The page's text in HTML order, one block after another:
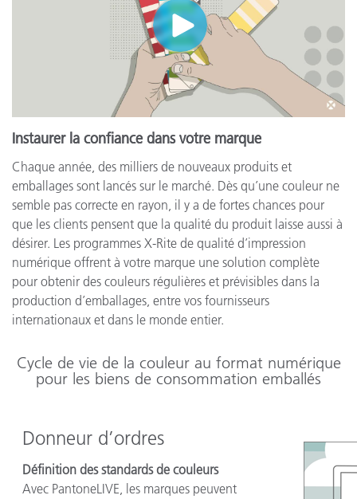
Instaurer la confiance dans votre marque
Chaque année, des milliers de nouveaux produits et
emballages sont lancés sur le marché. Dès qu’une couleur ne
semble pas correcte en rayon, il y a de fortes chances pour
que les clients pensent que la qualité du produit laisse aussi à
désirer. Les programmes X-Rite de qualité d’impression
numérique offrent à votre marque une solution complète
pour obtenir des couleurs régulières et prévisibles dans la
production d’emballages, entre vos fournisseurs
internationaux et dans le monde entier.
Cycle de vie de la couleur au format numérique
pour les biens de consommation emballés
Donneur d’ordres
Définition des standards de couleurs
Avec PantoneLIVE, les marques peuvent